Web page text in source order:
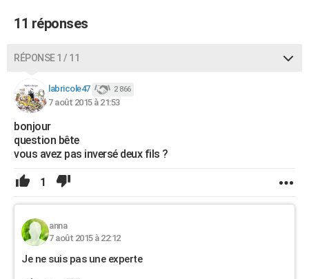
Dictionnaire
Biographies
Citations
Expressions
Proverbes
PROGRAMME TV
COPAINS D'AVANT
S'inscrire
Se connecter
Lycées
Collèges
Primaires
Universités
Entreprises
Service militaire
Avis de recherche
AVIS DE DÉCÈS
FORUM
Bricolage
Lifestyle
Culture
Sport
Auto
Television
Voyage
Cinema
11 réponses
RÉPONSE 1 / 11
labricole47 2 866
7 août 2015 à 21:53
bonjour
question bête
vous avez pas inversé deux fils ?
1
anna
7 août 2015 à 22:12
Je ne suis pas une experte